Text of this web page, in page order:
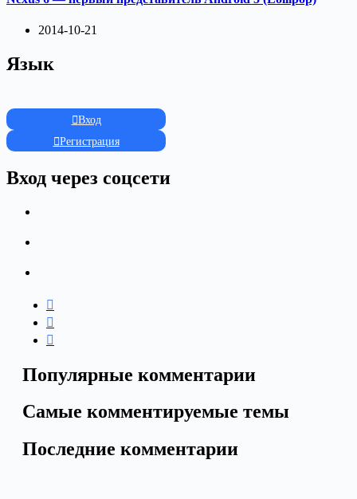
2014-10-21
Язык
Вход
Регистрация
Вход через соцсети
Популярные комментарии
Самые комментируемые темы
Последние комментарии